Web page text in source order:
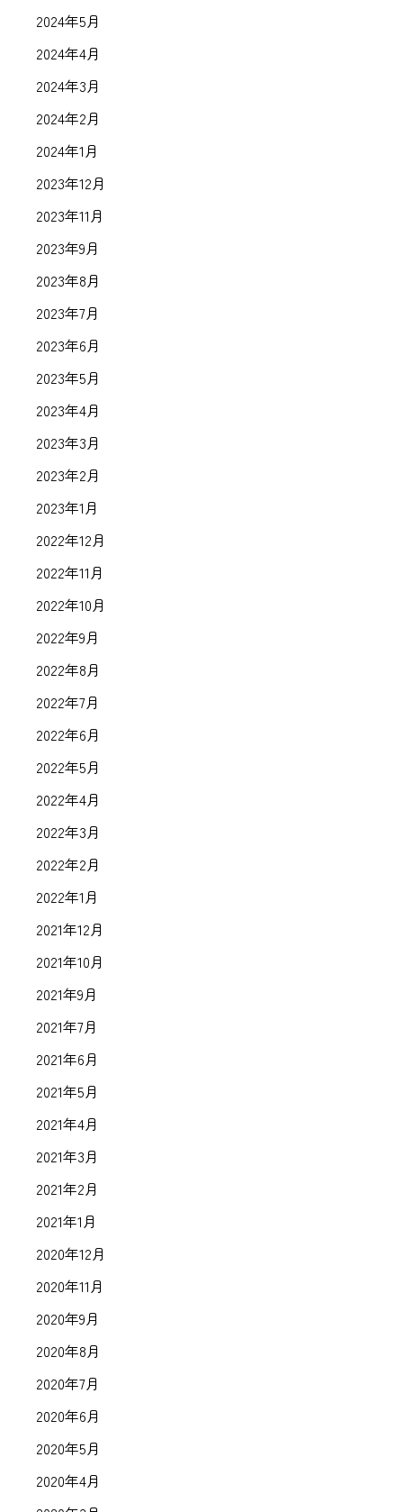
2024年5月
2024年4月
2024年3月
2024年2月
2024年1月
2023年12月
2023年11月
2023年9月
2023年8月
2023年7月
2023年6月
2023年5月
2023年4月
2023年3月
2023年2月
2023年1月
2022年12月
2022年11月
2022年10月
2022年9月
2022年8月
2022年7月
2022年6月
2022年5月
2022年4月
2022年3月
2022年2月
2022年1月
2021年12月
2021年10月
2021年9月
2021年7月
2021年6月
2021年5月
2021年4月
2021年3月
2021年2月
2021年1月
2020年12月
2020年11月
2020年9月
2020年8月
2020年7月
2020年6月
2020年5月
2020年4月